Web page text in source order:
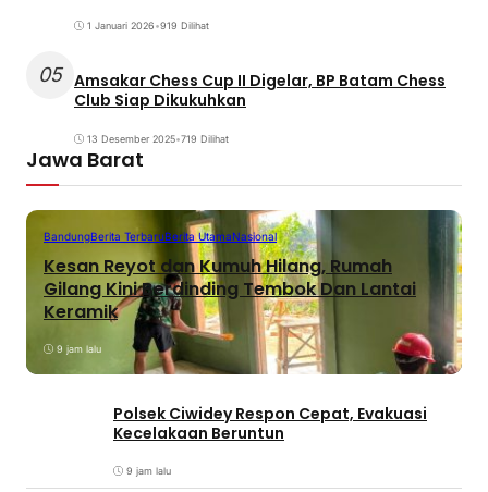
1 Januari 2026•919 Dilihat
05 Amsakar Chess Cup II Digelar, BP Batam Chess
Club Siap Dikukuhkan
13 Desember 2025•719 Dilihat
Jawa Barat
BandungBerita TerbaruBerita UtamaNasional
Kesan Reyot dan Kumuh Hilang, Rumah
Gilang Kini Berdinding Tembok Dan Lantai
Keramik
9 jam lalu
Polsek Ciwidey Respon Cepat, Evakuasi
Kecelakaan Beruntun
9 jam lalu